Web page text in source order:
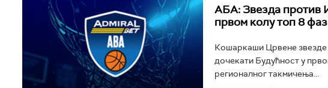
АБА: Звезда против
првом колу топ 8
Кошаркаши Црвене звезде
дочекати Будућност у
регионалног такмичења...